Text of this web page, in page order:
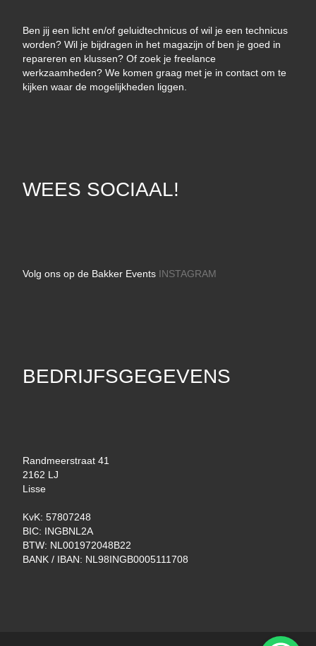
Ben jij een licht en/of geluidtechnicus of wil je een technicus
worden? Wil je bijdragen in het magazijn of ben je goed in
repareren en klussen? Of zoek je freelance
werkzaamheden? We komen graag met je in contact om te
kijken waar de mogelijkheden liggen.
WEES SOCIAAL!
Volg ons op de Bakker Events INSTAGRAM
BEDRIJFSGEGEVENS
Randmeerstraat 41
2162 LJ
Lisse
KvK: 57807248
BIC: INGBNL2A
BTW: NL001972048B22
BANK / IBAN: NL98INGB0005111708